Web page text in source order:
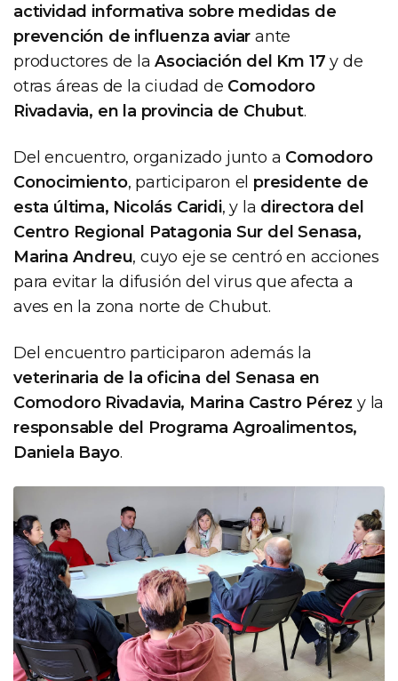
actividad informativa sobre medidas de
prevención de influenza aviar ante
productores de laAsociación del Km 17 y de
otras áreas de la ciudad de Comodoro
Rivadavia, en la provincia de Chubut.
Del encuentro, organizado junto a Comodoro
Conocimiento, participaron el presidente de
esta última, Nicolás Caridi, y la directora del
Centro Regional Patagonia Sur del Senasa,
Marina Andreu, cuyo eje se centró en acciones
para evitar la difusión del virus que afecta a
aves en la zona norte de Chubut.
Del encuentro participaron además la
veterinaria de la oficina del Senasa en
Comodoro Rivadavia, Marina Castro Pérez y la
responsable del Programa Agroalimentos,
Daniela Bayo.